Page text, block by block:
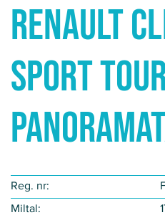
Renault
SPORT
Reg. nr:
Miltal: